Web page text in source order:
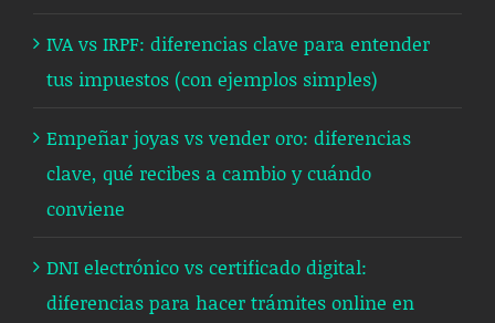
IVA vs IRPF: diferencias clave para entender
tus impuestos (con ejemplos simples)
Empeñar joyas vs vender oro: diferencias
clave, qué recibes a cambio y cuándo
conviene
DNI electrónico vs certificado digital:
diferencias para hacer trámites online en